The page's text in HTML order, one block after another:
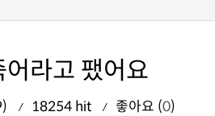
라고 팼어요
18254 hit 좋아요 (0)